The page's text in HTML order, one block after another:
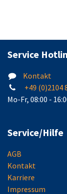
Service
Kontakt
+49 (0)2104
Mo-Fr, 08:00 -
Service/Hilfe
AGB
Kontakt
Karriere
Impressum